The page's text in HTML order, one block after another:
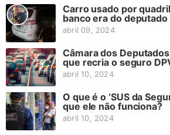
Carro usado por
banco era do deputado
abril 09, 2024
Câmara dos
que recria o seguro
abril 10, 2024
O que é o ‘SUS da
que ele não funciona?
abril 10, 2024